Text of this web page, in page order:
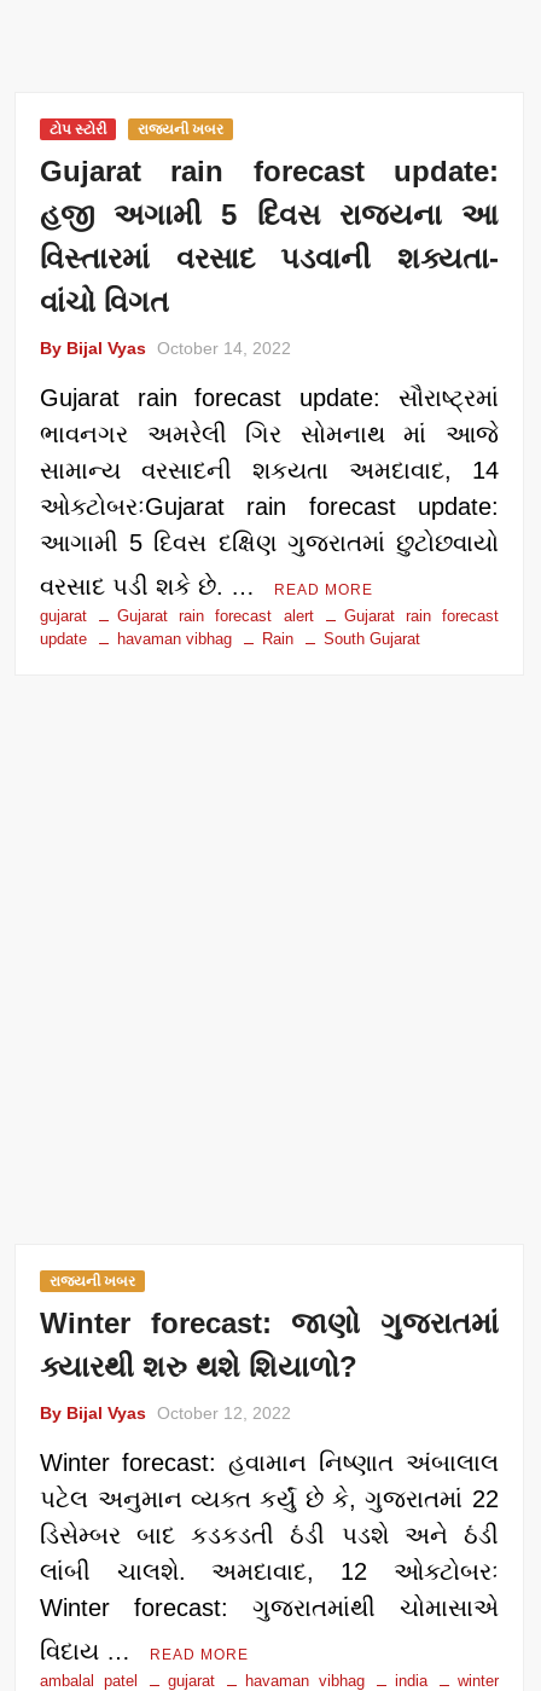
ટોપ સ્ટોરી રાજ્યની ખબર
Gujarat rain forecast update:
હજી અગામી 5 દિવસ રાજ્યના આ
વિસ્તારમાં વરસાદ પડવાની શક્યતા-
વાંચો વિગત
By Bijal Vyas October 14, 2022
Gujarat rain forecast update: સૌરાષ્ટ્રમાં
ભાવનગર અમરેલી ગિર સોમનાથ માં આજે
સામાન્ય વરસાદની શકયતા અમદાવાદ, 14
ઓક્ટોબરઃGujarat rain forecast update:
આગામી 5 દિવસ દક્ષિણ ગુજરાતમાં છુટોછવાયો
વરસાદ પડી શકે છે. …
READ MORE
gujarat Gujarat rain forecast alert
Gujarat rain forecast
update
havaman vibhag Rain South Gujarat
રાજ્યની ખબર
Winter forecast: જાણો ગુજરાતમાં
ક્યારથી શરુ થશે શિયાળો?
By Bijal Vyas October 12, 2022
Winter forecast: હવામાન નિષ્ણાત અંબાલાલ
પટેલ અનુમાન વ્યક્ત કર્યું છે કે, ગુજરાતમાં 22
ડિસેમ્બર બાદ કડકડતી ઠંડી પડશે અને ઠંડી
લાંબી ચાલશે. અમદાવાદ, 12 ઓક્ટોબરઃ
Winter forecast: ગુજરાતમાંથી ચોમાસાએ
વિદાય …
READ MORE
ambalal patel gujarat havaman vibhag india
winter